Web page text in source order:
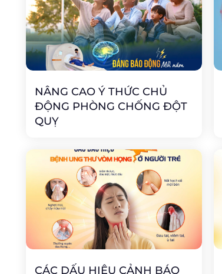
NÂNG CAO Ý THỨC CHỦ
ĐỘNG PHÒNG CHỐNG ĐỘT
QUỴ
CÁC DẤU HIỆU CẢNH BÁO